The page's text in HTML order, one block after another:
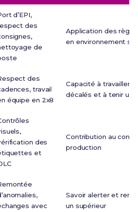
d’EPI,
des
de
Application des
en environnement
des
travail
équipe en 2x8
Capacité à travailler
décalés et à tenir
des
et
Contribution au
production
avec
Savoir alerter et
un supérieur